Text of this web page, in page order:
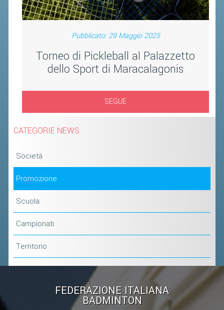
Pubblicato: 29 Maggio 2025
Torneo di Pickleball al Palazzetto
dello Sport di Maracalagonis
SEGUE
CATEGORIE NEWS
Società
Promozione
Scuola
Campionati
Territorio
FEDERAZIONE ITALIANA
BADMINTON